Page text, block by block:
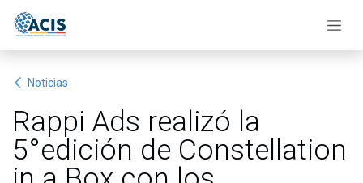
Noticias
Rappi Ads realizó la
5°edición de Constellation